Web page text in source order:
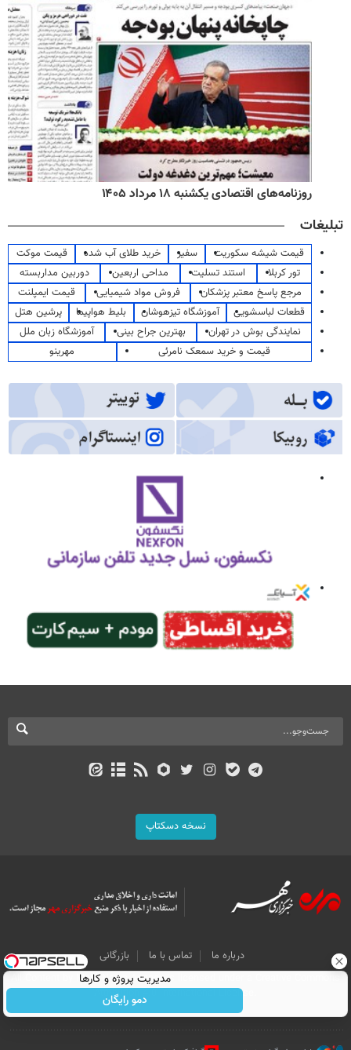
روزنامه‌های اقتصادی یکشنبه ۱۸ مرداد ۱۴۰۵
تبلیغات
قیمت شیشه سکوریت سفیر خرید طلای آب شده
قیمت موکت
تور کربلا
استند تسلیت مداحی اربعین
دوربین مداربسته
مرجع پاسخ معتبر پزشکان
فروش مواد شیمیایی
قیمت ایمپلنت
قطعات لباسشویی
آموزشگاه تیزهوشان بلیط هواپیما
پرشین هتل
نمایندگی بوش در تهران
بهترین جراح بینی
آموزشگاه زبان ملل
قیمت و خرید سمعک نامرئی
مهرینو
نسخه دسکتاپ
درباره ما تماس با ما
بازرگانی
All Content by Mehr News Agency is licensed under a Creative Commons
Attribution 4.0 International License.
مدیریت پروژه و کارها
دمو رایگان